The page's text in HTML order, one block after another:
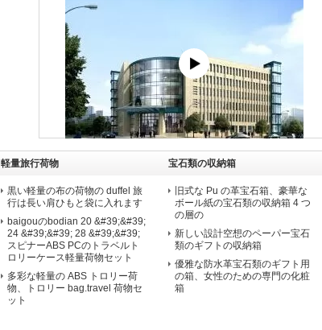
軽量旅行荷物
黒い軽量の布の荷物の duffel 旅
行は長い肩ひもと袋に入れます
baigouのbodian 20 &#39;&#39;
24 &#39;&#39; 28 &#39;&#39;
スピナーABS PCのトラベルト
ロリーケース軽量荷物セット
多彩な軽量の ABS トロリー荷
物、トロリー bag.travel 荷物セ
ット
宝石類の収納箱
旧式な Pu の革宝石箱、豪華な
ボール紙の宝石類の収納箱 4 つ
の層の
新しい設計空想のペーパー宝石
類のギフトの収納箱
優雅な防水革宝石類のギフト用
の箱、女性のための専門の化粧
箱